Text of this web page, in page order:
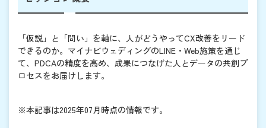
「仮説」と「問い」を軸に、人がどうやってCX改善をリード
できるのか。マイナビウェディングのLINE・Web施策を通じ
て、PDCAの精度を高め、成果につなげた人とデータの共創プ
ロセスをお届けします。
※本記事は2025年07月時点の情報です。